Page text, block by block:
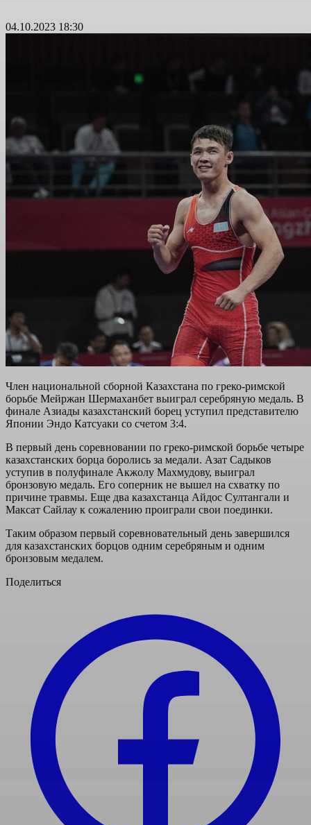
04.10.2023 18:30
Член национальной сборной Казахстана по греко-римской
борьбе Мейржан Шермаханбет выиграл серебряную медаль. В
финале Азиады казахстанский борец уступил представителю
Японии Эндо Катсуаки со счетом 3:4.
В первый день соревновании по греко-римской борьбе четыре
казахстанских борца боролись за медали. Азат Садыков
уступив в полуфинале Акжолу Махмудову, выиграл
бронзовую медаль. Его соперник не вышел на схватку по
причине травмы. Еще два казахстанца Айдос Султангали и
Максат Сайлау к сожалению проиграли свои поединки.
Таким образом первый соревновательный день завершился
для казахстанских борцов одним серебряным и одним
бронзовым медалем.
Поделиться